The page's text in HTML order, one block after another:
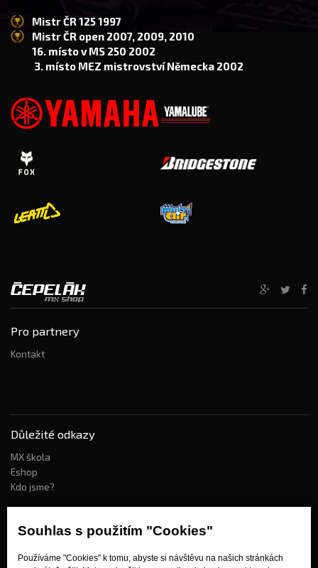
Souhlas s použitím "Cookies"
Používáme "Cookies" k tomu, abyste si návštěvu na našich stránkách
Mistr ČR 125 1997
Mistr ČR open 2007, 2009, 2010
16. místo v MS 250 2002
3. místo MEZ mistrovství Německa 2002
Pro partnery
Kontakt
Důležité odkazy
MX škola
Eshop
Kdo jsme?
Jak nakupovat?
Obchodní podmínky